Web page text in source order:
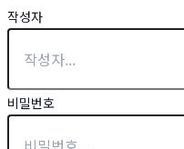
작성자
비밀번호